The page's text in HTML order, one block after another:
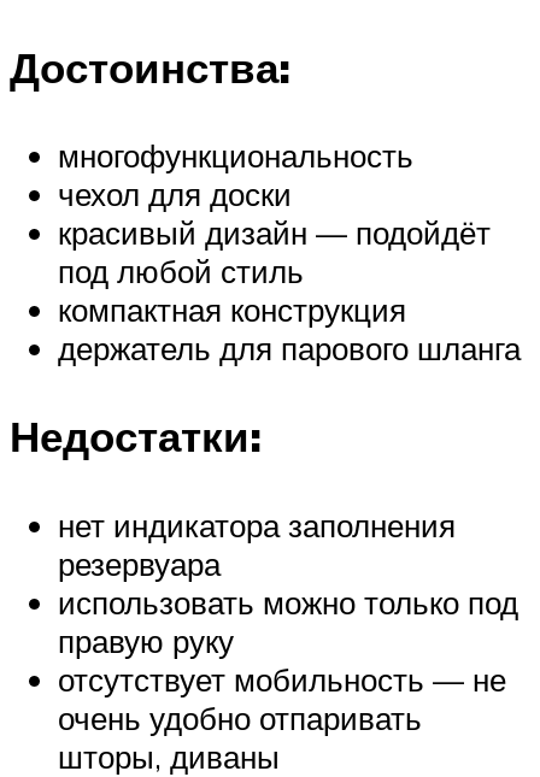
Достоинства:
многофункциональность
чехол для доски
красивый дизайн — подойдёт
под любой стиль
компактная конструкция
держатель для парового шланга
Недостатки:
нет индикатора заполнения
резервуара
использовать можно только под
правую руку
отсутствует мобильность — не
очень удобно отпаривать
шторы, диваны